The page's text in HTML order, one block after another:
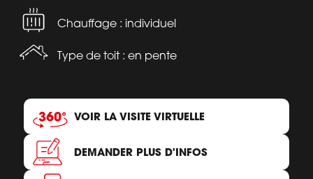
Chauffage : individuel
Type de toit : en pente
VOIR LA VISITE VIRTUELLE
DEMANDER PLUS D'INFOS